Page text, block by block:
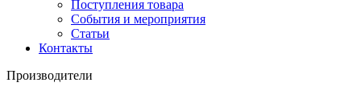
Поступления товара
События и мероприятия
Статьи
Контакты
Производители